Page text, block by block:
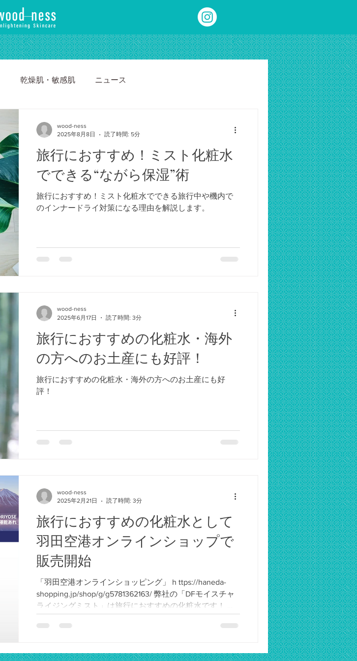
乾燥肌・敏感肌 ニュース
旅行におすすめ！ミスト化粧水
でできる“ながら保湿”術
旅行におすすめ！ミスト化粧水でできる旅行中や機内で
のインナードライ対策になる理由を解説します。
wood-ness
2025年8月8日
読了時間: 5分
旅行におすすめの化粧水・海外
の方へのお土産にも好評！
旅行におすすめの化粧水・海外の方へのお土産にも好
評！
wood-ness
2025年6月17日
読了時間: 3分
旅行におすすめの化粧水として
羽田空港オンラインショップで
販売開始
「羽田空港オンラインショッピング」 h ttps://haneda-
shopping.jp/shop/g/g5781362163/ 弊社の「DFモイスチャ
ライジングミスト」は旅行におすすめの化粧水です！ 特
wood-ness
2025年2月21日
読了時間: 3分